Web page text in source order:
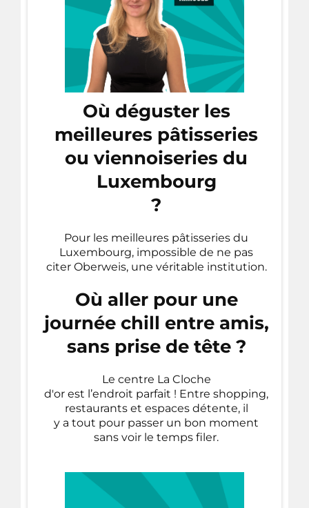
Où déguster les
meilleures pâtisseries
ou viennoiseries du
Luxembourg
?
Pour les meilleures pâtisseries du
Luxembourg, impossible de ne pas
citer Oberweis, une véritable institution.
Où aller pour une
journée chill entre amis,
sans prise de tête ?
Le centre La Cloche
d'or est l’endroit parfait ! Entre shopping,
restaurants et espaces détente, il
y a tout pour passer un bon moment
sans voir le temps filer.